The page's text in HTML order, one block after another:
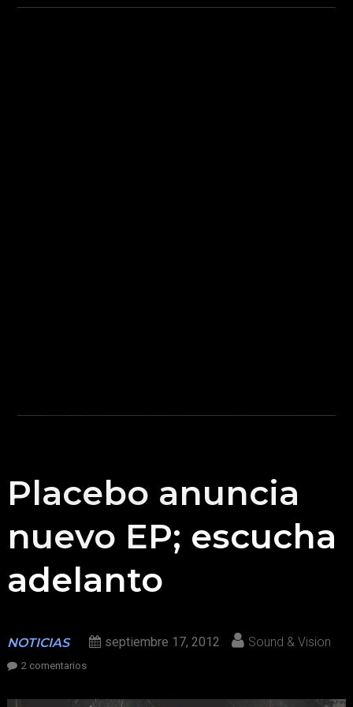
Placebo anuncia
nuevo EP; escucha
adelanto
NOTICIAS septiembre 17, 2012 Sound & Vision
2 comentariosen
anuncia